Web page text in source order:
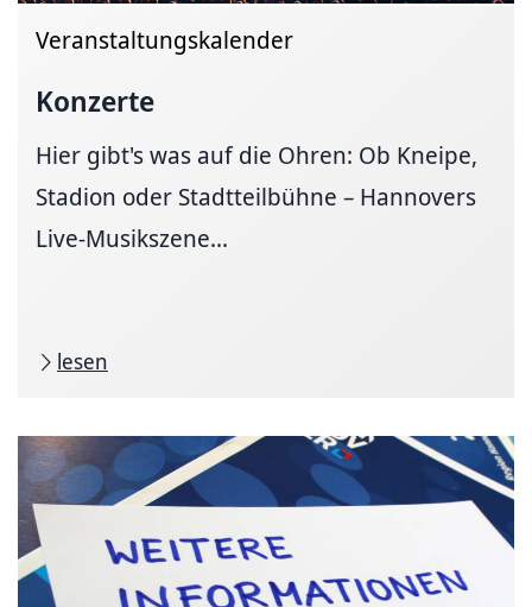
Veranstaltungskalender
Konzerte
Hier gibt's was auf die Ohren: Ob Kneipe,
Stadion oder Stadtteilbühne – Hannovers
Live-Musikszene...
lesen